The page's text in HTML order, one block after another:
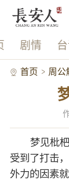
剧情
首页 周公
梦见枇
受到了打击
外力的因素